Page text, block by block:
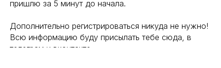
пришлю за 5 минут до начала.
Дополнительно регистрироваться никуда не нужно!
Всю информацию буду присылать тебе сюда, в
телеграм и вконтакте.